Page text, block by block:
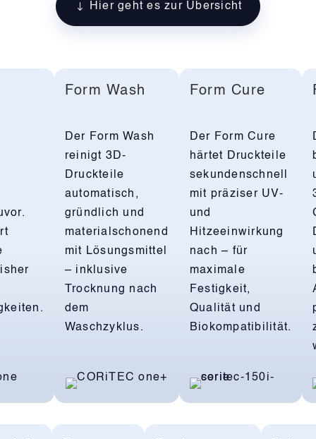
Hier geht es zur Übersicht
Form Wash
Der Form Wash
reinigt 3D-
Druckteile
automatisch,
gründlich und
materialschonend
mit Lösungsmittel
– inklusive
Trocknung nach
dem
Waschzyklus.
Form Cure
Der Form Cure
härtet Druckteile
sekundenschnell
mit präziser UV-
und
Hitzeeinwirkung
nach – für
maximale
Festigkeit,
Qualität und
Biokompatibilität.